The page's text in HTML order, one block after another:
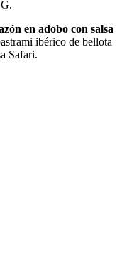
en adobo con salsa
ibérico de bellota
Safari.